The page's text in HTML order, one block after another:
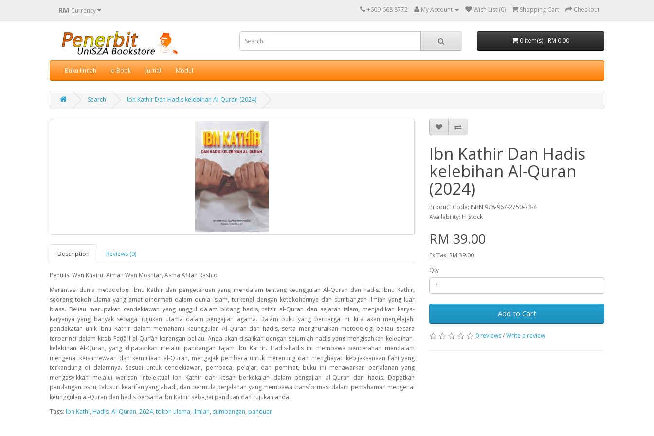
RM Currency +609-668 8772 My Account Wish List (0) Shopping Cart Checkout
0 item(s) - RM 0.00
Buku Ilmiah e-Book Jurnal Modul
Search Ibn Kathir Dan Hadis kelebihan Al-Quran (2024)
Description Reviews (0)
Penulis: Wan Khairul Aiman Wan Mokhtar, Asma Afifah Rashid
Merentasi dunia metodologi Ibnu Kathir dan pengetahuan yang mendalam tentang keunggulan Al-Quran dan hadis. Ibnu Kathir,
seorang tokoh ulama yang amat dihormati dalam dunia Islam, terkenal dengan ketokohannya dan sumbangan ilmiah yang luar
biasa. Beliau merupakan cendekiawan yang unggul dalam bidang hadis, tafsir al-Quran dan sejarah Islam, menjadikan karya-
karyanya yang banyak sebagai rujukan utama dalam pengajian agama. Dalam buku yang berharga ini, kita akan menjelajahi
pendekatan unik Ibnu Kathir dalam memahami keunggulan Al-Quran dan hadis, serta menghuraikan metodologi beliau secara
terperinci dalam kitab Faḍā’il al-Qur’ān karangan beliau. Anda akan disajikan dengan sejumlah hadis yang mengisahkan kelebihan-
kelebihan Al-Quran, yang dipaparkan melalui pandangan tajam Ibn Kathir. Hadis-hadis ini membawa pencerahan mendalam
mengenai keistimewaan dan kemuliaan al-Quran, mengajak pembaca untuk merenung dan menghayati kebijaksanaan Ilahi yang
terkandung di dalamnya. Sesuai untuk cendekiawan, pembaca, pelajar, dan peminat, buku ini menawarkan perjalanan yang
mengasyikkan melalui warisan intelektual Ibn Kathir dan kesan berkekalan dalam pengajian al-Quran dan hadis. Dapatkan
pandangan baru, telusuri kearifan yang abadi, dan bermula perjalanan yang membawa transformasi dalam pemahaman mengenai
keunggulan al-Quran dan hadis bersama Ibn Kathir sebagai panduan dan rujukan anda.
Ibn Kathir Dan Hadis
kelebihan Al-Quran
(2024)
Product Code: ISBN 978-967-2750-73-4
Availability: In Stock
RM 39.00
Ex Tax: RM 39.00
Qty
Add to Cart
0 reviews/Write a review
Tags: Ibn Kathi, Hadis, Al-Quran, 2024, tokoh ulama, ilmiah, sumbangan, panduan